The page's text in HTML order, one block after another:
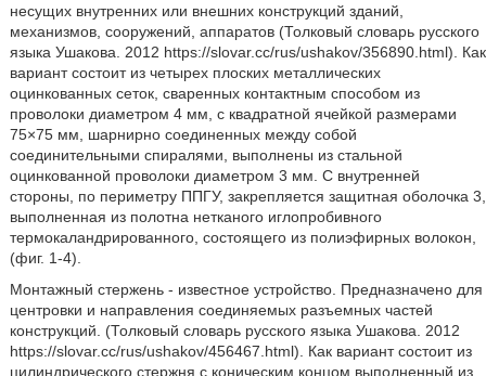
несущих внутренних или внешних конструкций зданий,
механизмов, сооружений, аппаратов (Толковый словарь русского
языка Ушакова. 2012 https://slovar.cc/rus/ushakov/356890.html). Как
вариант состоит из четырех плоских металлических
оцинкованных сеток, сваренных контактным способом из
проволоки диаметром 4 мм, с квадратной ячейкой размерами
75×75 мм, шарнирно соединенных между собой
соединительными спиралями, выполнены из стальной
оцинкованной проволоки диаметром 3 мм. С внутренней
стороны, по периметру ППГУ, закрепляется защитная оболочка 3,
выполненная из полотна нетканого иглопробивного
термокаландрированного, состоящего из полиэфирных волокон,
(фиг. 1-4).
Монтажный стержень - известное устройство. Предназначено для
центровки и направления соединяемых разъемных частей
конструкций. (Толковый словарь русского языка Ушакова. 2012
https://slovar.cc/rus/ushakov/456467.html). Как вариант состоит из
цилиндрического стержня с коническим концом выполненный из